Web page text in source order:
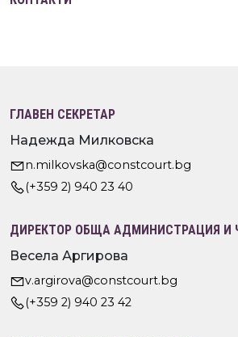
ГЛАВЕН СЕКРЕТАР
Надежда Милковска
n.milkovska@constcourt.bg
(+359 2) 940 23 40
ДИРЕКТОР ОБЩА АДМИНИСТРАЦИЯ И
Весела Аргирова
v.argirova@constcourt.bg
(+359 2) 940 23 42